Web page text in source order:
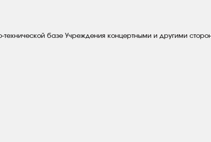
базе Учреждения концертными и другими